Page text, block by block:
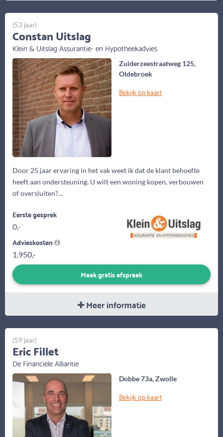
Zuiderzeestraatweg 125,
Oldebroek
Bekijk op kaart
Door 25 jaar ervaring in het vak weet ik dat de klant behoefte
heeft aan ondersteuning. U wilt een woning kopen, verbouwen
of oversluiten?...
(53 jaar)
Constan Uitslag
Klein & Uitslag Assurantie- en Hypotheekadvies
Eerste gesprek
0,-
Advieskosten
1.950,-
Maak gratis afspraak
Meer informatie
Dobbe 73a, Zwolle
Bekijk op kaart
(59 jaar)
Eric Fillet
De Financiele Alliantie